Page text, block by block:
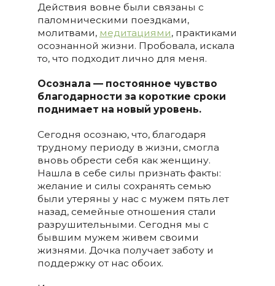
Действия вовне были связаны с
паломническими поездками,
молитвами, медитациями, практиками
осознанной жизни. Пробовала, искала
то, что подходит лично для меня.
Осознала — постоянное чувство
благодарности за короткие сроки
поднимает на новый уровень.
Сегодня осознаю, что, благодаря
трудному периоду в жизни, смогла
вновь обрести себя как женщину.
Нашла в себе силы признать факты:
желание и силы сохранять семью
были утеряны у нас с мужем пять лет
назад, семейные отношения стали
разрушительными. Сегодня мы с
бывшим мужем живем своими
жизнями. Дочка получает заботу и
поддержку от нас обоих.